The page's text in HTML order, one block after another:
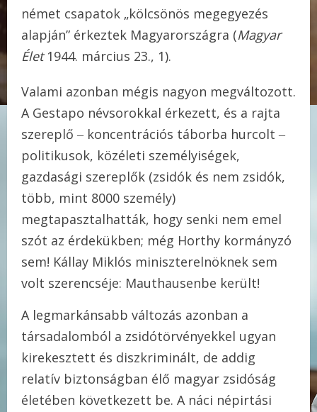
német csapatok „kölcsönös megegyezés
alapján” érkeztek Magyarországra (Magyar
Élet1944. március 23., 1).
Valami azonban mégis nagyon megváltozott.
A Gestapo névsorokkal érkezett, és a rajta
szereplő ‒ koncentrációs táborba hurcolt ‒
politikusok, közéleti személyiségek,
gazdasági szereplők (zsidók és nem zsidók,
több, mint 8000 személy)
megtapasztalhatták, hogy senki nem emel
szót az érdekükben; még Horthy kormányzó
sem! Kállay Miklós miniszterelnöknek sem
volt szerencséje: Mauthausenbe került!
A legmarkánsabb változás azonban a
társadalomból a zsidótörvényekkel ugyan
kirekesztett és diszkriminált, de addig
relatív biztonságban élő magyar zsidóság
életében következett be. A náci népirtási